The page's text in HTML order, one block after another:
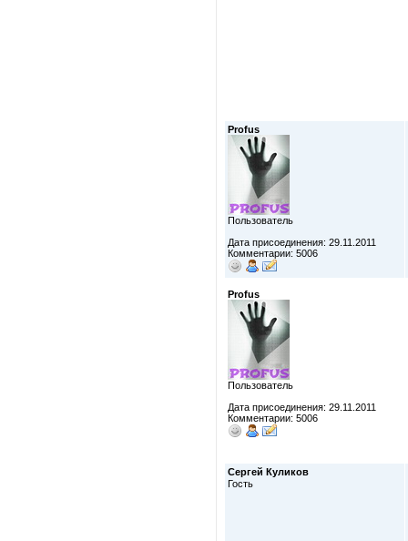
Profus
Пользователь
Дата присоединения: 29.11.2011
Комментарии: 5006
Profus
Пользователь
Дата присоединения: 29.11.2011
Комментарии: 5006
Сергей Куликов
Гость